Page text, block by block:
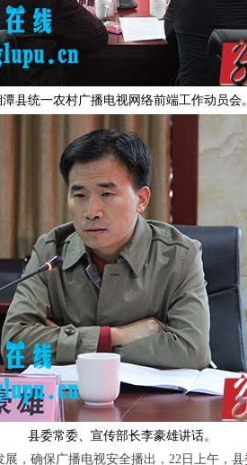
潭县统一农村广播电视网络前端工作动员会
县委常委、宣传部长李豪雄讲话。
，确保广播电视安全播出，22日上午，